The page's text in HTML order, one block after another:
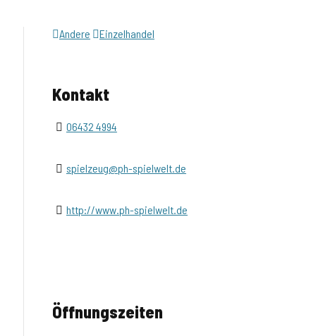
Andere Einzelhandel
Kontakt
06432 4994
spielzeug@ph-spielwelt.de
http://www.ph-spielwelt.de
Öffnungszeiten